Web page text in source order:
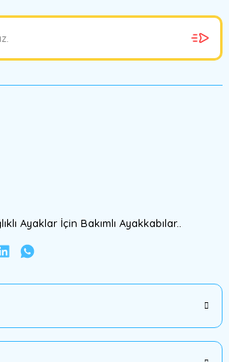
bulunuyor.
Ayaklar İçin Bakımlı Ayakkabılar..